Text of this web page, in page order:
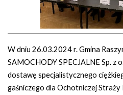
W dniu 26.03.2024 r. Gmina
SAMOCHODY SPECJALNE Sp. z
dostawę specjalistycznego
gaśniczego dla Ochotniczej